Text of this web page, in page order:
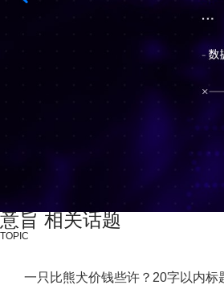
意旨 相关话题
TOPIC
一只比熊犬价钱些许？20字以内标